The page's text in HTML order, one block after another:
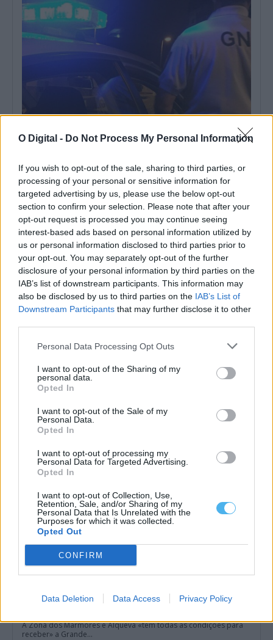
O Digital - Do Not Process My Personal Information
If you wish to opt-out of the sale, sharing to third parties, or
processing of your personal or sensitive information for
targeted advertising by us, please use the below opt-out
section to confirm your selection. Please note that after your
opt-out request is processed you may continue seeing
interest-based ads based on personal information utilized by
us or personal information disclosed to third parties prior to
your opt-out. You may separately opt-out of the further
disclosure of your personal information by third parties on the
IAB’s list of downstream participants. This information may
also be disclosed by us to third parties on the IAB’s List of
Downstream Participants that may further disclose it to other
Personal Data Processing Opt Outs
I want to opt-out of the Sharing of my
personal data.
Opted In
I want to opt-out of the Sale of my
Personal Data.
Opted In
I want to opt-out of processing my
Personal Data for Targeted Advertising.
Opted In
I want to opt-out of Collection, Use,
Retention, Sale, and/or Sharing of my
Personal Data that Is Unrelated with the
Purposes for which it was collected.
Opted Out
CONFIRM
Data Deletion Data Access Privacy Policy
Um militar da Guarda Nacional Republicana sofreu ferimentos
ligeiros durante os desacatos registados ao...
7 Agosto, 2026 - 08:37
Estremoz recebe exposição Student Prize 2026 com 30 jovens
artistas
A Howard’s Folly, em Estremoz, recebe a exposição Student Prize
5 Agosto, 2026 - 19:00
Zona dos Mármores e Alqueva «tem todas as condições para
receber» a Grande Área de Acolhimento Empresarial do
A Zona dos Mármores e Alqueva «tem todas as condições para
receber» a Grande...